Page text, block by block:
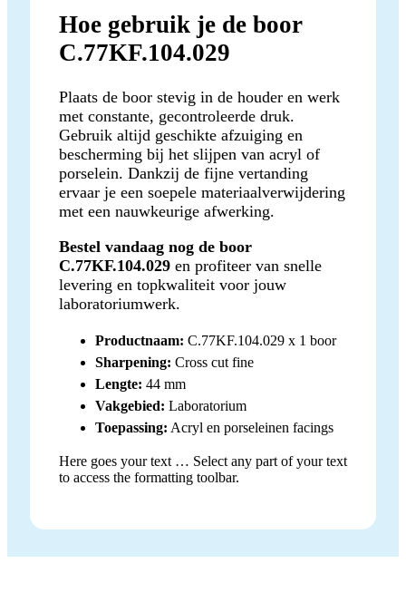
Hoe gebruik je de boor
C.77KF.104.029
Plaats de boor stevig in de houder en werk
met constante, gecontroleerde druk.
Gebruik altijd geschikte afzuiging en
bescherming bij het slijpen van acryl of
porselein. Dankzij de fijne vertanding
ervaar je een soepele materiaalverwijdering
met een nauwkeurige afwerking.
Bestel vandaag nog de boor
C.77KF.104.029 en profiteer van snelle
levering en topkwaliteit voor jouw
laboratoriumwerk.
Productnaam: C.77KF.104.029 x 1 boor
Sharpening: Cross cut fine
Lengte: 44 mm
Vakgebied: Laboratorium
Toepassing: Acryl en porseleinen facings
Here goes your text … Select any part of your text
to access the formatting toolbar.